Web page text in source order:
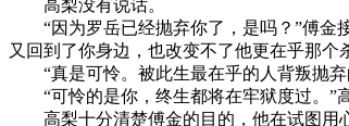
高梨没有说话。
“因为罗岳已经抛弃你了，是吗？”傅金接
又回到了你身边，也改变不了他更在乎那
“真是可怜。被此生最在乎的人背叛抛弃
“可怜的是你，终生都将在牢狱度过。”高
高梨十分清楚傅金的目的，他在试图用心